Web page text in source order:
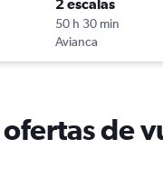
2 escalas
50 h 30 min
Avianca
de